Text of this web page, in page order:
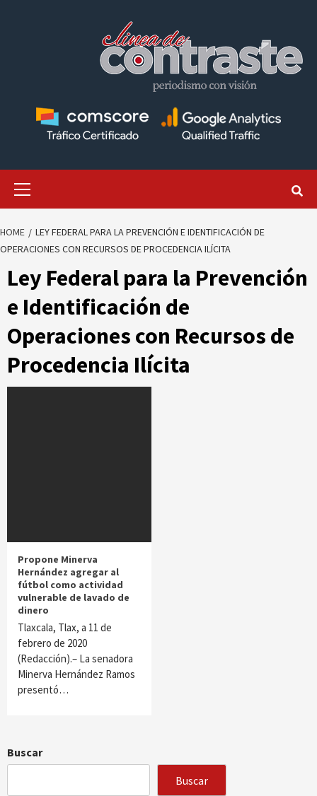
HOME
LEY FEDERAL PARA LA PREVENCIÓN E IDENTIFICACIÓN DE
OPERACIONES CON RECURSOS DE PROCEDENCIA ILÍCITA
Ley Federal para la Prevención
e Identificación de
Operaciones con Recursos de
Procedencia Ilícita
Propone Minerva
Hernández agregar al
fútbol como actividad
vulnerable de lavado de
dinero
Tlaxcala, Tlax, a 11 de
febrero de 2020
(Redacción).– La senadora
Minerva Hernández Ramos
presentó…
Buscar
Buscar